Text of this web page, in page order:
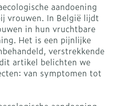
aandoening
vrouwen. In België lijdt
in hun vruchtbare
Het is een pijnlijke
verstrekkende
artikel belichten we
van symptomen tot